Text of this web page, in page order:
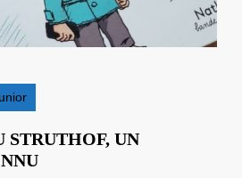
STRUTHOF, UN
LA